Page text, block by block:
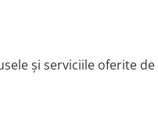
și serviciile oferite de